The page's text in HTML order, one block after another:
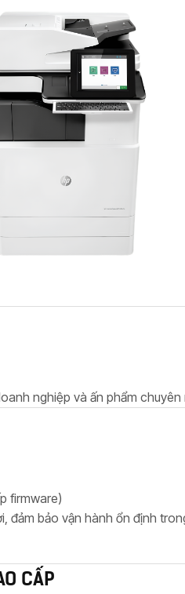
nghiệp và ấn phẩm chuyên
firmware)
bảo vận hành ổn định
CẤP